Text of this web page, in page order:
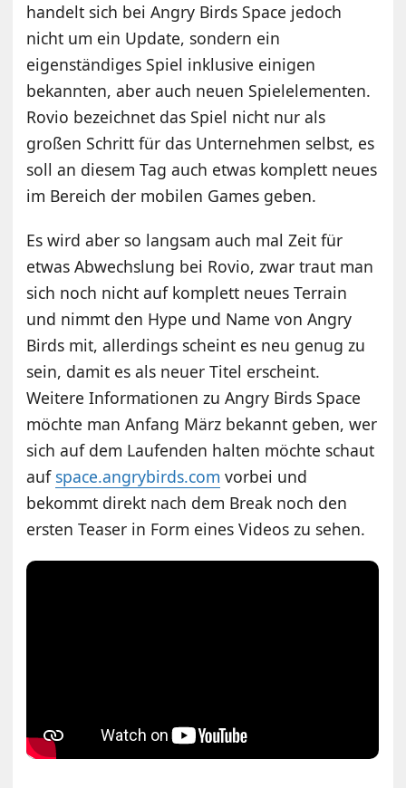
handelt sich bei Angry Birds Space jedoch
nicht um ein Update, sondern ein
eigenständiges Spiel inklusive einigen
bekannten, aber auch neuen Spielelementen.
Rovio bezeichnet das Spiel nicht nur als
großen Schritt für das Unternehmen selbst, es
soll an diesem Tag auch etwas komplett neues
im Bereich der mobilen Games geben.
Es wird aber so langsam auch mal Zeit für
etwas Abwechslung bei Rovio, zwar traut man
sich noch nicht auf komplett neues Terrain
und nimmt den Hype und Name von Angry
Birds mit, allerdings scheint es neu genug zu
sein, damit es als neuer Titel erscheint.
Weitere Informationen zu Angry Birds Space
möchte man Anfang März bekannt geben, wer
sich auf dem Laufenden halten möchte schaut
auf space.angrybirds.com vorbei und
bekommt direkt nach dem Break noch den
ersten Teaser in Form eines Videos zu sehen.